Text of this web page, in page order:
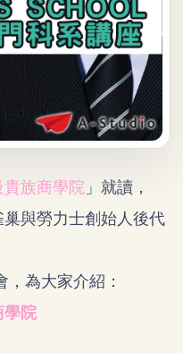
貴族商學院 」就讀，
與勞力士創始人後代
為大家介紹：
院